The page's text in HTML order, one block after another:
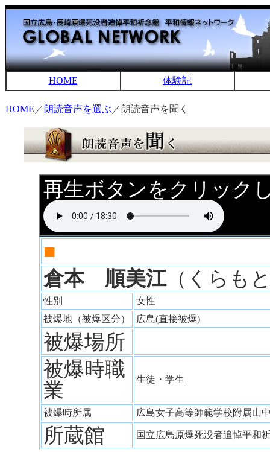
HOME 体験記
HOME ／朗読音声を選ぶ ／朗読音声を聞く
再生ボタンをクリック
■
倉本 順美江（くら
性別
女性
被爆地（被爆区分）
広島(直接被爆)
被爆場所
被爆時職
業
生徒・学生
被爆時所属 広島女子高等師範学校附属
所蔵館 国立広島原爆死没者追悼平